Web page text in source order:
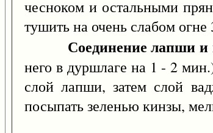
чесноком и остальными
тушить на очень слабом огне
Соединение лапши
него в дуршлаге на 1 - 2
слой лапши, затем слой
посыпать зеленью кинзы,